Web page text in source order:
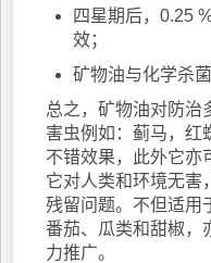
四星期后，0.25
效；
矿物油与化学杀
总之，矿物油对防治
害虫例如：蓟马，红
不错效果，此外它亦
它对人类和环境无害
残留问题。不但适用
番茄、瓜类和甜椒，
力推广。